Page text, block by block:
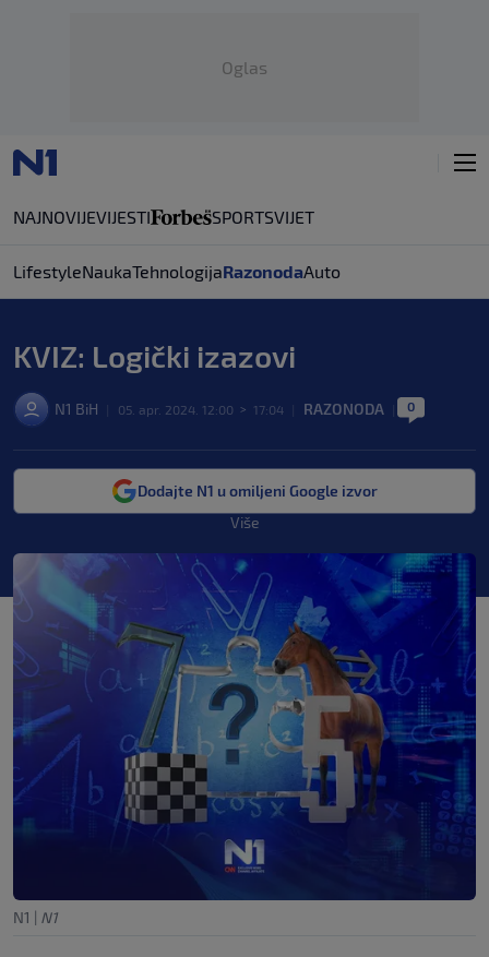
Oglas
NAJNOVIJEVIJESTI SPORTSVIJET
LifestyleNaukaTehnologijaRazonodaAuto
KVIZ: Logički izazovi
N1 BiH 05. apr. 2024. 12:00 > 17:04 RAZONODA 0
Dodajte N1 u omiljeni Google izvor
Više
N1 | N1